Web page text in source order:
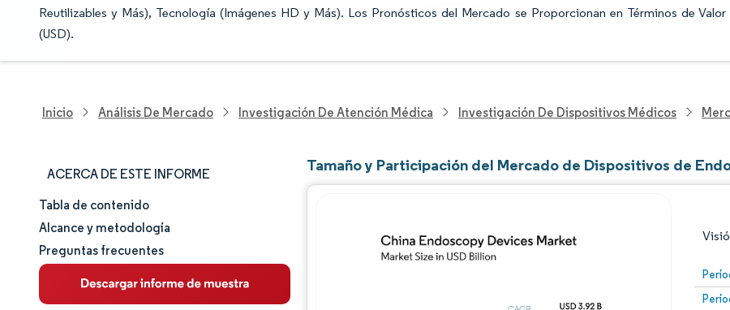
Reutilizables y Más), Tecnología (Imágenes HD y Más). Los Pronósticos del Mercado se Proporcionan en Términos de Valor
(USD).
Inicio Análisis De Mercado Investigación De Atención Médica Investigación De Dispositivos Médicos
ACERCA DE ESTE INFORME
Tamaño y cuota de mercado
Análisis de mercado
Tendencias e ideas
Tabla de contenido
Alcance y metodología
Preguntas frecuentes
Tamaño y Participación del Mercado de Dispositivos de